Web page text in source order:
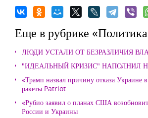
Еще в рубрике
ЛЮДИ УСТАЛИ ОТ БЕЗРАЗЛИЧИЯ
"ИДЕАЛЬНЫЙ КРИЗИС" НАПОЛНИЛ
«Трамп назвал причину отказа Украине
ракеты Patriot
«Рубио заявил о планах США
России и Украины